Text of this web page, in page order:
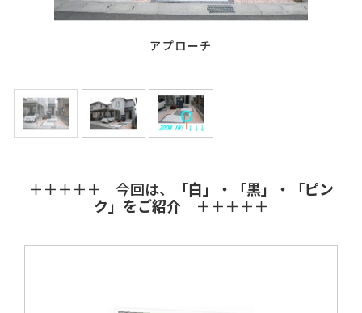
*** 冬でも安心の耐積雪50cmタイプ スチール折板屋根
カーポート(2台用) *** / / /
＋＋＋＋＋ 今回は、 「白」・「黒」・「ピン
ク」をご紹介＋＋＋＋＋